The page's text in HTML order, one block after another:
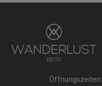
Öffnungszeiten: